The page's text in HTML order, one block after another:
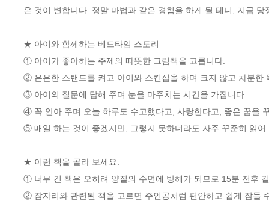
은 것이 변합니다. 정말 마법과 같은 경험을 하게 될 테니, 지금 당
★ 아이와 함께하는 베드타임 스토리
① 아이가 좋아하는 주제의 따뜻한 그림책을 고릅니다.
② 은은한 스탠드를 켜고 아이와 스킨십을 하며 크지 않고 차분한
③ 아이의 질문에 답해 주며 눈을 마주치는 시간을 가집니다.
④ 꼭 안아 주며 오늘 하루도 수고했다고, 사랑한다고, 좋은 꿈을
⑤ 매일 하는 것이 좋겠지만, 그렇지 못하더라도 자주 꾸준히 읽
★ 이런 책을 골라 보세요.
① 너무 긴 책은 오히려 양질의 수면에 방해가 되므로 15분 전후
② 잠자리와 관련된 책을 고르면 주인공처럼 편안하고 쉽게 잠들